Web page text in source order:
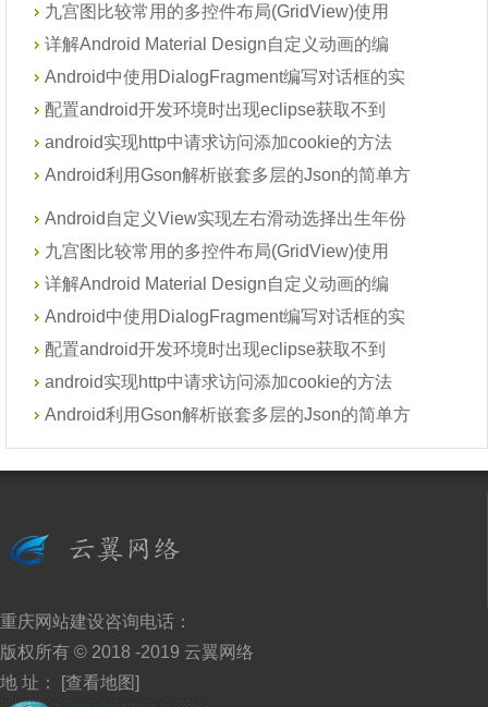
九宫图比较常用的多控件布局(GridView)使用
详解Android Material Design自定义动画的编
Android中使用DialogFragment编写对话框的实
配置android开发环境时出现eclipse获取不到
android实现http中请求访问添加cookie的方法
Android利用Gson解析嵌套多层的Json的简单方
Android自定义View实现左右滑动选择出生年份
九宫图比较常用的多控件布局(GridView)使用
详解Android Material Design自定义动画的编
Android中使用DialogFragment编写对话框的实
配置android开发环境时出现eclipse获取不到
android实现http中请求访问添加cookie的方法
Android利用Gson解析嵌套多层的Json的简单方
重庆网站建设咨询电话：
版权所有 © 2018 -2019 云翼网络
地 址：
[查看地图]